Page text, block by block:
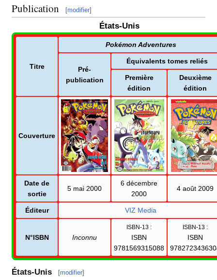
Publication [modifier]
États-Unis
Titre
Pokémon Adventures
Pré-
publication
Équivalents tomes reliés
Première
édition
Deuxième
édition
Couverture
Date de
sortie
5 mai 2000
6 décembre
2000
4 août 2009
Éditeur VIZ Media
N°ISBN Inconnu
ISBN-13 :
ISBN
9781569315088
ISBN-13 :
ISBN
États-Unis [modifier]